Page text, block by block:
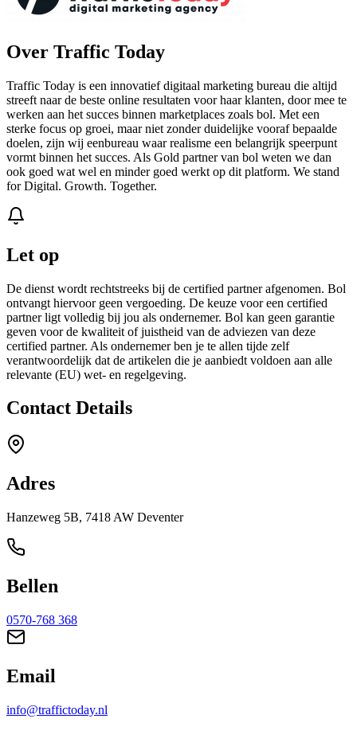
Over Traffic Today
Traffic Today is een innovatief digitaal marketing bureau die altijd
streeft naar de beste online resultaten voor haar klanten, door mee te
werken aan het succes binnen marketplaces zoals bol. Met een
sterke focus op groei, maar niet zonder duidelijke vooraf bepaalde
doelen, zijn wij eenbureau waar realisme een belangrijk speerpunt
vormt binnen het succes. Als Gold partner van bol weten we dan
ook goed wat wel en minder goed werkt op dit platform. We stand
for Digital. Growth. Together.
Let op
De dienst wordt rechtstreeks bij de certified partner afgenomen. Bol
ontvangt hiervoor geen vergoeding. De keuze voor een certified
partner ligt volledig bij jou als ondernemer. Bol kan geen garantie
geven voor de kwaliteit of juistheid van de adviezen van deze
certified partner. Als ondernemer ben je te allen tijde zelf
verantwoordelijk dat de artikelen die je aanbiedt voldoen aan alle
relevante (EU) wet- en regelgeving.
Contact Details
Adres
Hanzeweg 5B, 7418 AW Deventer
Bellen
0570-768 368
Email
info@traffictoday.nl